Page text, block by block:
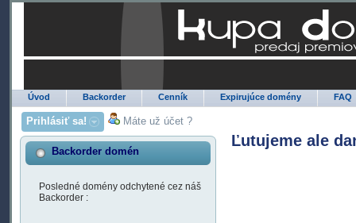
Úvod Backorder Cenník Expirujúce domény FAQ
Prihlásiť sa! Máte už účet ?
Backorder domén
Posledné domény odchytené cez náš
Backorder :
Ľutujeme ale